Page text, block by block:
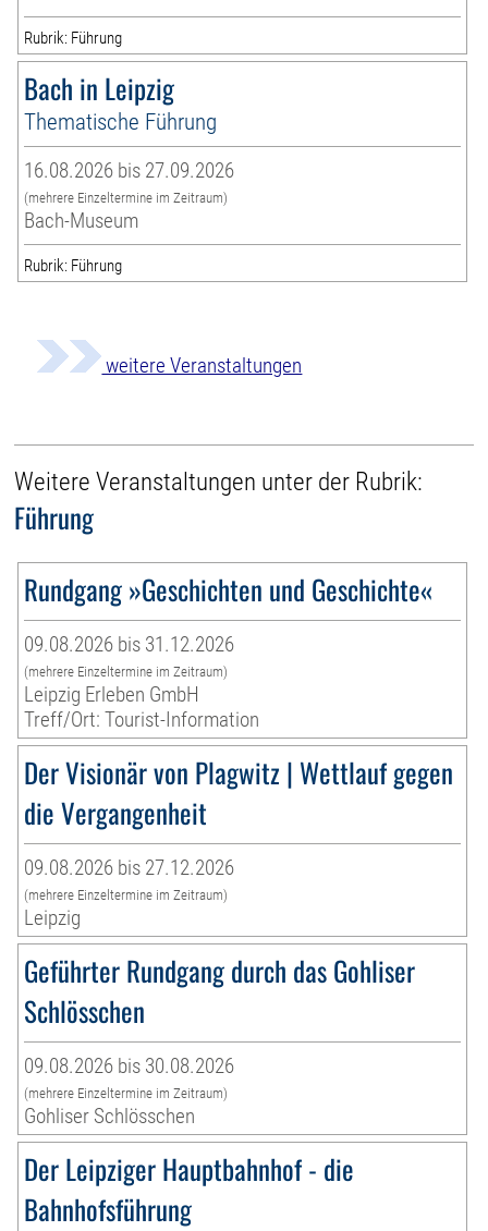
Rubrik: Führung
Bach in Leipzig
Thematische Führung
16.08.2026 bis 27.09.2026
(mehrere Einzeltermine im Zeitraum)
Bach-Museum
Rubrik: Führung
weitere Veranstaltungen
Weitere Veranstaltungen unter der Rubrik:
Führung
Rundgang »Geschichten und Geschichte«
09.08.2026 bis 31.12.2026
(mehrere Einzeltermine im Zeitraum)
Leipzig Erleben GmbH
Treff/Ort: Tourist-Information
Der Visionär von Plagwitz | Wettlauf gegen
die Vergangenheit
09.08.2026 bis 27.12.2026
(mehrere Einzeltermine im Zeitraum)
Leipzig
Geführter Rundgang durch das Gohliser
Schlösschen
09.08.2026 bis 30.08.2026
(mehrere Einzeltermine im Zeitraum)
Gohliser Schlösschen
Der Leipziger Hauptbahnhof - die
Bahnhofsführung